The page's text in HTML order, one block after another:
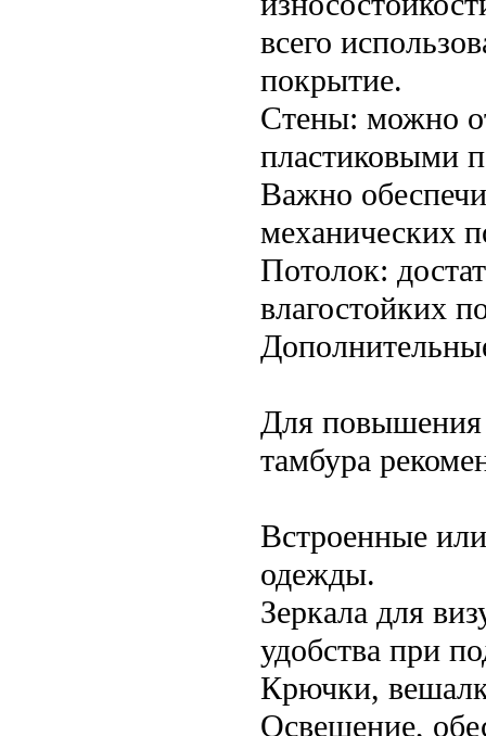
всего
покрытие.
Стены: можно
пластиковыми
Важно
механических
Потолок:
влагостойких
Для повышения
тамбура
Встроенные
одежды.
Зеркала для
удобства при
Крючки,
Освещение,